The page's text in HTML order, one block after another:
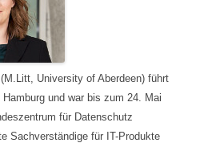
University of Aberdeen) führt
und war bis zum 24. Mai
für Datenschutz
Sachverständige für IT-Produkte